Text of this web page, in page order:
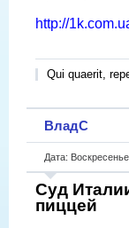
http://
Qui quaerit,
ВладС
Дата:
Суд
пиццей